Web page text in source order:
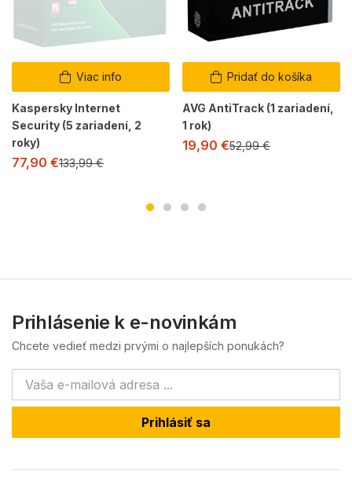
Viac info
Kaspersky Internet
Security (5 zariadení, 2
roky)
77,90 €133,99€
Pridať do košíka
AVG AntiTrack (1 zariadení,
1 rok)
19,90 €52,99€
Prihlásenie k e-novinkám
Chcete vedieť medzi prvými o najlepších ponukách?
Prihlásiť sa